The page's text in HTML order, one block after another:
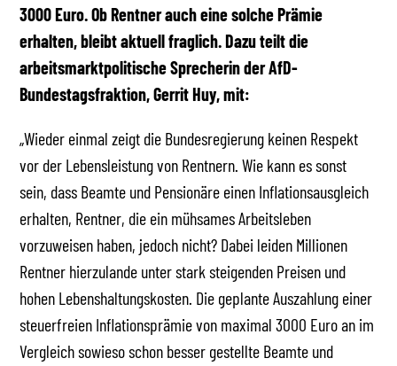
3000 Euro. Ob Rentner auch eine solche Prämie
erhalten, bleibt aktuell fraglich. Dazu teilt die
arbeitsmarktpolitische Sprecherin der AfD-
Bundestagsfraktion, Gerrit Huy, mit:
„Wieder einmal zeigt die Bundesregierung keinen Respekt
vor der Lebensleistung von Rentnern. Wie kann es sonst
sein, dass Beamte und Pensionäre einen Inflationsausgleich
erhalten, Rentner, die ein mühsames Arbeitsleben
vorzuweisen haben, jedoch nicht? Dabei leiden Millionen
Rentner hierzulande unter stark steigenden Preisen und
hohen Lebenshaltungskosten. Die geplante Auszahlung einer
steuerfreien Inflationsprämie von maximal 3000 Euro an im
Vergleich sowieso schon besser gestellte Beamte und